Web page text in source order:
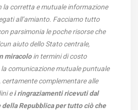
la corretta e mutuale informazione
all’amianto. Facciamo tutto
parsimonia le poche risorse che
aiuto dello Stato centrale,
miracoloin termini di costo
comunicazione mutuale puntuale
certamente complementare alle
ei ringraziamenti ricevuti dal
Repubblica per tutto ciò che